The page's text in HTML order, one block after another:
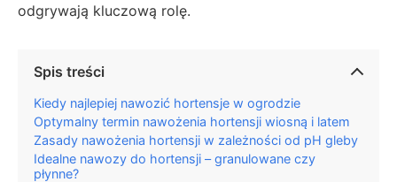
odgrywają kluczową rolę.
Spis treści
Kiedy najlepiej nawozić hortensje w ogrodzie
Optymalny termin nawożenia hortensji wiosną i latem
Zasady nawożenia hortensji w zależności od pH gleby
Idealne nawozy do hortensji – granulowane czy
płynne?